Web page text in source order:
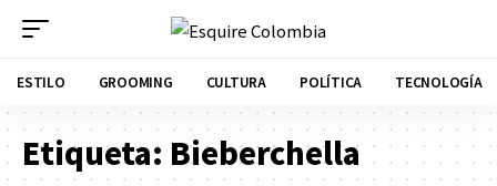
ESTILO GROOMING CULTURA POLÍTICA TECNOLOGÍA
Etiqueta: Bieberchella